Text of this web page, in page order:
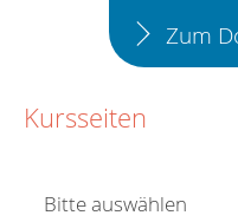
Zum
Kursseiten